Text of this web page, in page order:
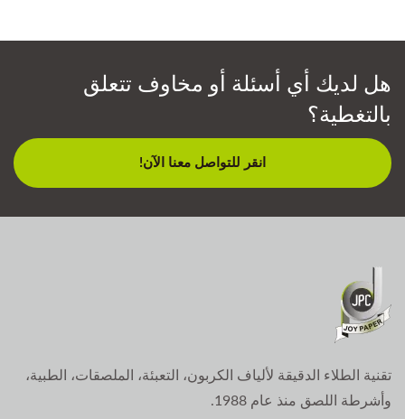
هل لديك أي أسئلة أو مخاوف تتعلق
بالتغطية؟
انقر للتواصل معنا الآن!
تقنية الطلاء الدقيقة لألياف الكربون، التعبئة، الملصقات، الطبية،
وأشرطة اللصق منذ عام 1988.